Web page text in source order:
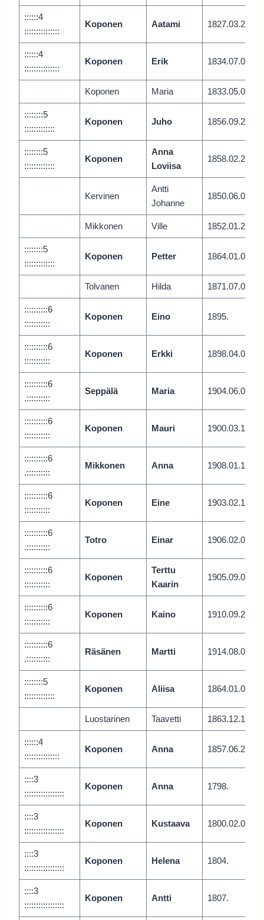
::::::4
:::::::::::::::
Koponen Aatami 1827.03.2
::::::4
:::::::::::::::
Koponen Erik 1834.07.0
Koponen Maria 1833.05.0
::::::::5
:::::::::::::
Koponen Juho 1856.09.2
::::::::5
:::::::::::::
Koponen
Anna
Loviisa
1858.02.2
Kervinen
Antti
Johanne
1850.06.0
Mikkonen Ville 1852.01.2
::::::::5
:::::::::::::
Koponen Petter 1864.01.0
Tolvanen Hilda 1871.07.0
::::::::::6
:::::::::::
Koponen Eino 1895.
::::::::::6
:::::::::::
Koponen Erkki 1898.04.0
::::::::::6
.::::::::::
Seppälä Maria 1904.06.0
::::::::::6
:::::::::::
Koponen Mauri 1900.03.1
::::::::::6
.::::::::::
Mikkonen Anna 1908.01.1
::::::::::6
:::::::::::
Koponen Eine 1903.02.1
::::::::::6
.::::::::::
Totro Einar 1906.02.0
::::::::::6
:::::::::::
Koponen
Terttu
Kaarin
1905.09.0
::::::::::6
:::::::::::
Koponen Kaino 1910.09.2
::::::::::6
.::::::::::
Räsänen Martti 1914.08.0
::::::::5
:::::::::::::
Koponen Aliisa 1864.01.0
Luostarinen Taavetti 1863.12.1
::::::4
:::::::::::::::
Koponen Anna 1857.06.2
::::3
:::::::::::::::::
Koponen Anna 1798.
::::3
:::::::::::::::::
Koponen Kustaava 1800.02.0
::::3
:::::::::::::::::
Koponen Helena 1804.
::::3
:::::::::::::::::
Koponen Antti 1807.